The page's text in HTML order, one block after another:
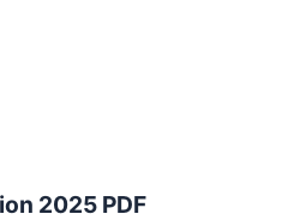
2025 PDF